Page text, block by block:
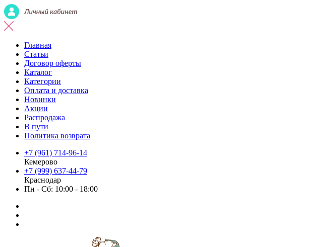
Главная
Статьи
Договор оферты
Каталог
Категории
Оплата и доставка
Новинки
Акции
Распродажа
В пути
Политика возврата
+7 (961) 714-96-14
Кемерово
+7 (999) 637-44-79
Краснодар
Пн - Сб: 10:00 - 18:00